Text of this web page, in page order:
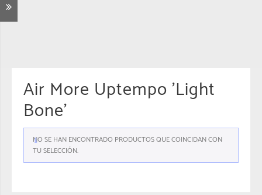
Air More Uptempo 'Light
Bone'
NO SE HAN ENCONTRADO PRODUCTOS QUE COINCIDAN CON
TU SELECCIÓN.